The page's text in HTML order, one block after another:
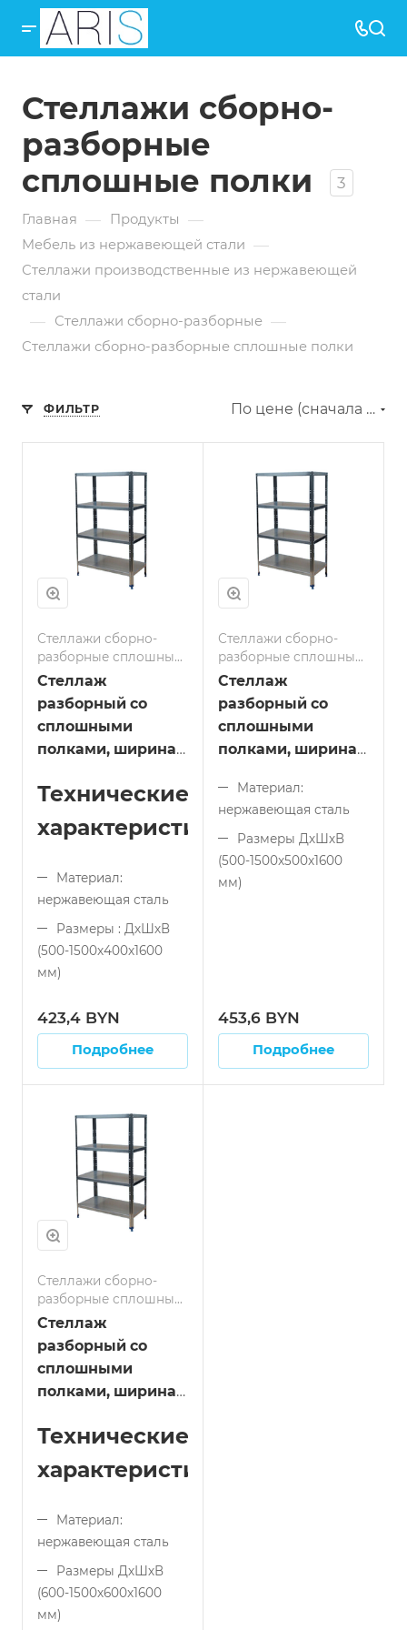
Стеллажи сборно-
разборные
сплошные полки
3
Главная — Продукты —
Мебель из нержавеющей стали —
Стеллажи производственные из нержавеющей
стали
— Стеллажи сборно-разборные —
Стеллажи сборно-разборные сплошные полки
ФИЛЬТР По цене (сначала дешёвые)
Стеллажи сборно-
разборные сплошные
полки
Стеллаж
разборный со
сплошными
полками, ширина
500мм
Технические
характеристики:
Материал:
нержавеющая сталь
Размеры : ДхШхВ
(500-1500x400x1600
мм)
сборный (разборный)
Количество полок:
423,4 BYN
Подробнее
Стеллажи сборно-
разборные сплошные
полки
Стеллаж
разборный со
сплошными
полками, ширина
500мм
Материал:
нержавеющая сталь
Размеры ДхШхВ
(500-1500x500x1600
мм)
453,6 BYN
Подробнее
Стеллажи сборно-
разборные сплошные
полки
Стеллаж
разборный со
сплошными
полками, ширина
600мм
Технические
характеристики:
Материал:
нержавеющая сталь
Размеры ДхШхВ
(600-1500x600x1600
мм)